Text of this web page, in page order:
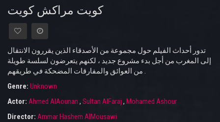
كويت مراكش كويت
تدور أحداث الفيلم حول مجموعة من اﻷصدقاء الذين يقررون الانتقال
إلى المغرب من أجل بدء مشروع جديد ، لكنهم يتعرضون لسلسة طويلة
من العوائق والمفارقات المضحكة في طريقهم .
Genre: Unknown
Actor: Ahmed AlAounan , Sultan AlFaraj , Mohamed Ashour
Director: Ammar Hashem AlMousawi